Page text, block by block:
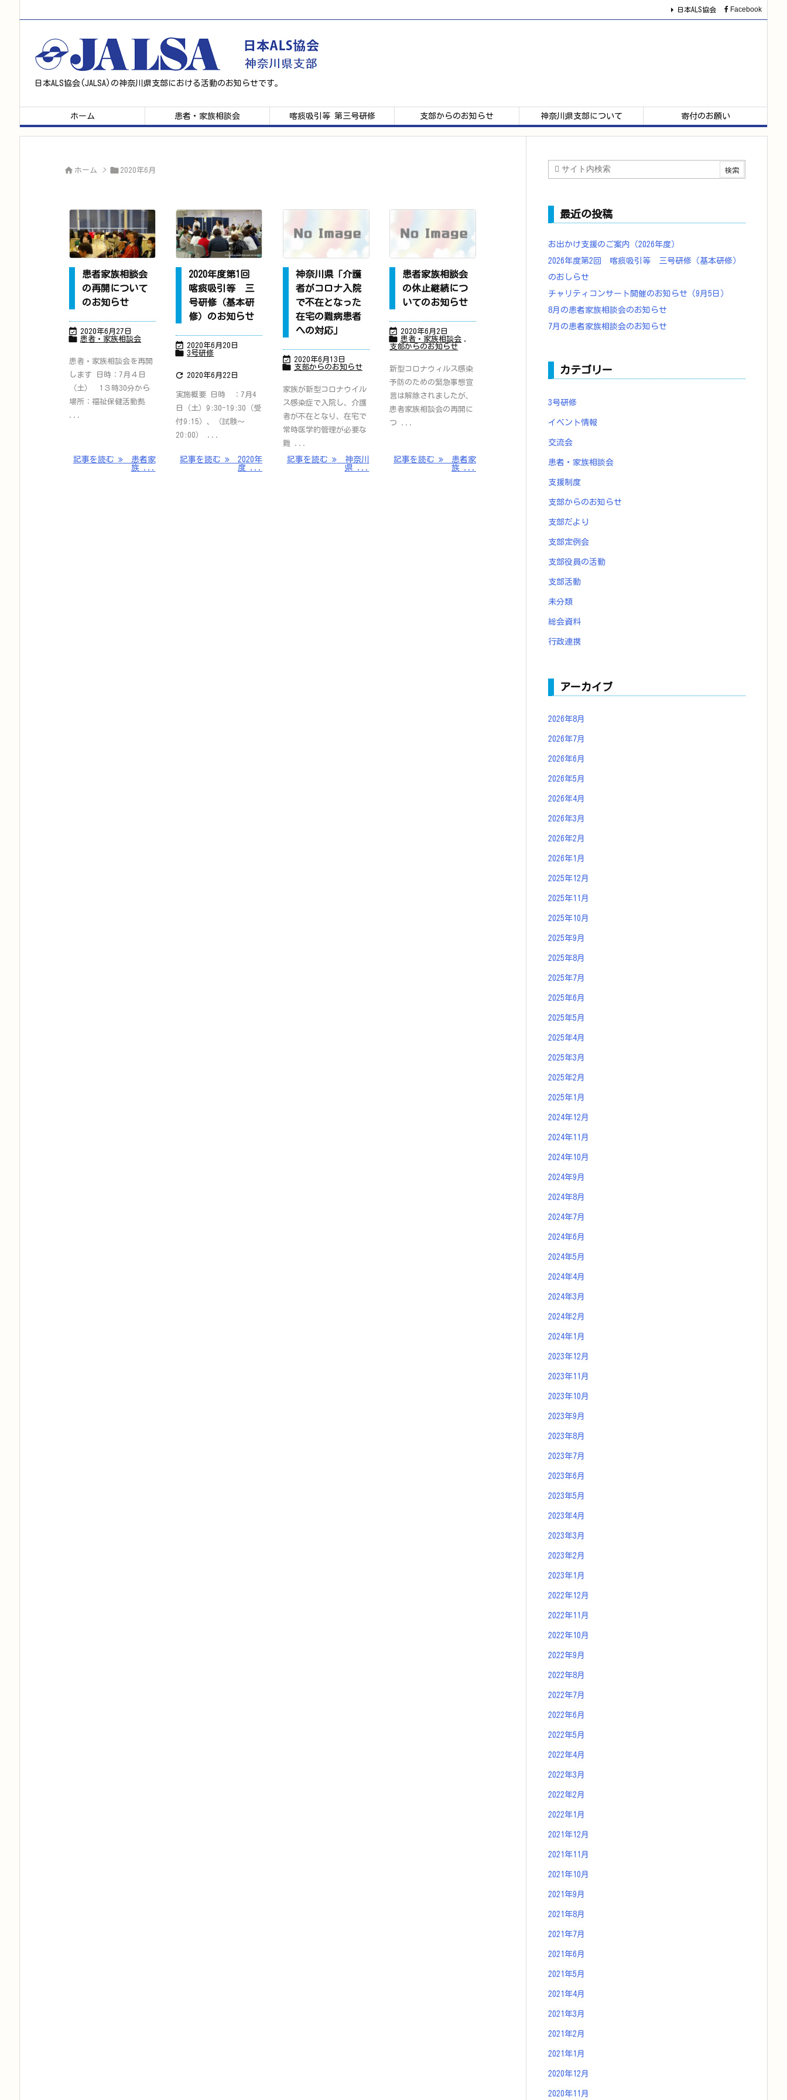
日本ALS協会(JALSA)の神奈川県支部における活動のお知らせです。
ホーム 患者・家族相談会 喀痰吸引等 第三号研修 支部からのお知らせ 神奈川県支部について 寄付のお願い
日本ALS協会 Facebook
 ホーム >  2020年6月
患者家族相談会
の再開について
のお知らせ
 2020年6月27日
 患者・家族相談会
患者・家族相談会を再開
します 日時：7月４日
（土） 1３時30分から
場所：福祉保健活動拠
...
記事を読む
患者家
族 ...
2020年度第1回
喀痰吸引等 三
号研修（基本研
修）のお知らせ
 2020年6月20日
 3号研修
 2020年6月22日
実施概要 日時 ：7月4
日（土）9:30-19:30（受
付9:15）、（試験～
20:00） ...
記事を読む
2020年
度 ...
神奈川県「介護
者がコロナ入院
で不在となった
在宅の難病患者
への対応」
 2020年6月13日
 支部からのお知らせ
家族が新型コロナウイル
ス感染症で入院し、介護
者が不在となり、在宅で
常時医学的管理が必要な
難 ...
記事を読む
神奈川
県 ...
患者家族相談会
の休止継続につ
いてのお知らせ
 2020年6月2日
 患者・家族相談会 ,
支部からのお知らせ
新型コロナウィルス感染
予防のための緊急事態宣
言は解除されましたが、
患者家族相談会の再開に
つ ...
記事を読む
患者家
族 ...
最近の投稿
お出かけ支援のご案内（2026年度）
2026年度第2回 喀痰吸引等 三号研修（基本研修）
のおしらせ
チャリティコンサート開催のお知らせ（9月5日）
8月の患者家族相談会のお知らせ
7月の患者家族相談会のお知らせ
カテゴリー
3号研修
イベント情報
交流会
患者・家族相談会
支援制度
支部からのお知らせ
支部だより
支部定例会
支部役員の活動
支部活動
未分類
総会資料
行政連携
アーカイブ
2026年8月
2026年7月
2026年6月
2026年5月
2026年4月
2026年3月
2026年2月
2026年1月
2025年12月
2025年11月
2025年10月
2025年9月
2025年8月
2025年7月
2025年6月
2025年5月
2025年4月
2025年3月
2025年2月
2025年1月
2024年12月
2024年11月
2024年10月
2024年9月
2024年8月
2024年7月
2024年6月
2024年5月
2024年4月
2024年3月
2024年2月
2024年1月
2023年12月
2023年11月
2023年10月
2023年9月
2023年8月
2023年7月
2023年6月
2023年5月
2023年4月
2023年3月
2023年2月
2023年1月
2022年12月
2022年11月
2022年10月
2022年9月
2022年8月
2022年7月
2022年6月
2022年5月
2022年4月
2022年3月
2022年2月
2022年1月
2021年12月
2021年11月
2021年10月
2021年9月
2021年8月
2021年7月
2021年6月
2021年5月
2021年4月
2021年3月
2021年2月
2021年1月
2020年12月
2020年11月